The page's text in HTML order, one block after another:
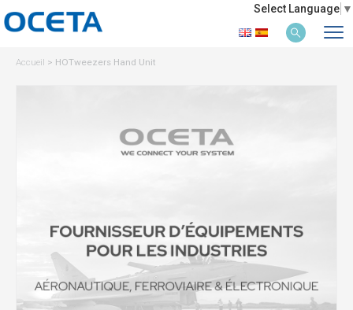
Select Language ▼
Accueil > HOTweezers Hand Unit